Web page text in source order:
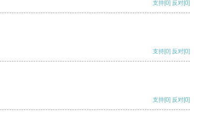
支持[0] 反对[0]
支持[0] 反对[0]
支持[0] 反对[0]